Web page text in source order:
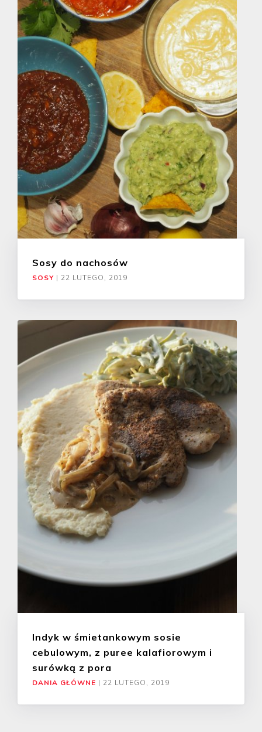
Sosy do nachosów
SOSY | 22 LUTEGO, 2019
Indyk w śmietankowym sosie
cebulowym, z puree kalafiorowym i
surówką z pora
DANIA GŁÓWNE | 22 LUTEGO, 2019